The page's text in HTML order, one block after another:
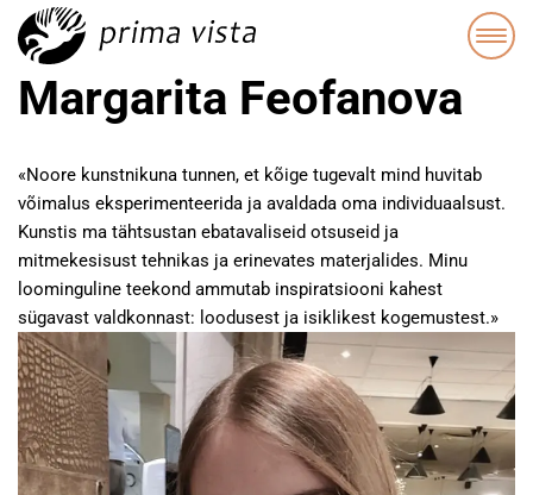
Margarita Feofanova
«Noore kunstnikuna tunnen, et kõige tugevalt mind huvitab
võimalus eksperimenteerida ja avaldada oma individuaalsust.
Kunstis ma tähtsustan ebatavaliseid otsuseid ja
mitmekesisust tehnikas ja erinevates materjalides. Minu
loominguline teekond ammutab inspiratsiooni kahest
sügavast valdkonnast: loodusest ja isiklikest kogemustest.»